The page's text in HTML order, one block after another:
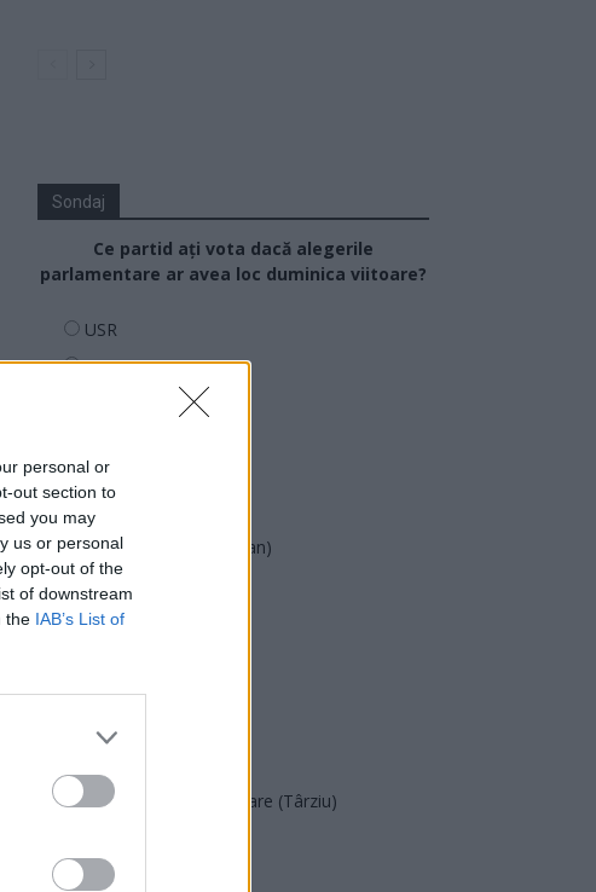
personal or
out section to
you may
us or personal
opt-out of the
of downstream
the IAB’s List of
Sondaj
Ce partid ați vota dacă alegerile
parlamentare ar avea loc duminica viitoare?
USR
PNL
UDMR
PMP (Tomac)
Forța Dreptei (L. Orban)
REPER
SOS (Șoșoacă)
POT (Gavrilă)
Acțiunea Conservatoare (Târziu)
PUSL (D. Voiculescu)